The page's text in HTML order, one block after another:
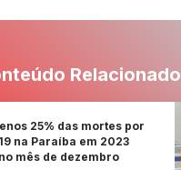
Relacionado
25% das mortes por
na Paraíba em 2023
mês de dezembro